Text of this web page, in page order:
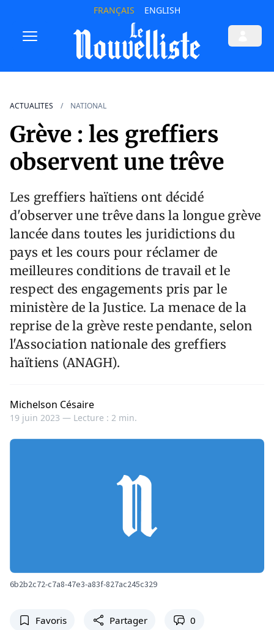
FRANÇAIS ENGLISH
ACTUALITES NATIONAL
Grève : les greffiers
observent une trêve
Les greffiers haïtiens ont décidé
d'observer une trêve dans la longue grève
lancée dans toutes les juridictions du
pays et les cours pour réclamer de
meilleures conditions de travail et le
respect des engagements pris par le
ministère de la Justice. La menace de la
reprise de la grève reste pendante, selon
l'Association nationale des greffiers
haïtiens (ANAGH).
Michelson Césaire
19 juin 2023 — Lecture : 2 min.
6b2b2c72-c7a8-47e3-a83f-827ac245c329
Favoris Partager 0